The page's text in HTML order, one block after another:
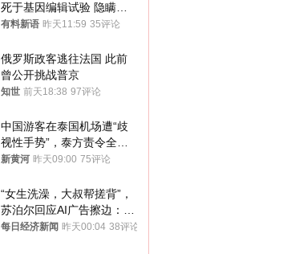
死于基因编辑试验 隐瞒一
年才对外披露
有料新语 昨天11:59 35评论
俄罗斯政客逃往法国 此前
曾公开挑战普京
知世 前天18:38 97评论
中国游客在泰国机场遭“歧
视性手势”，泰方责令全面
调查，对责任人采取最严厉
新黄河 昨天09:00 75评论
“女生洗澡，大叔帮搓背”，
苏泊尔回应AI广告擦边：视
频全下架，已强化内容管理
每日经济新闻 昨天00:04 38评论